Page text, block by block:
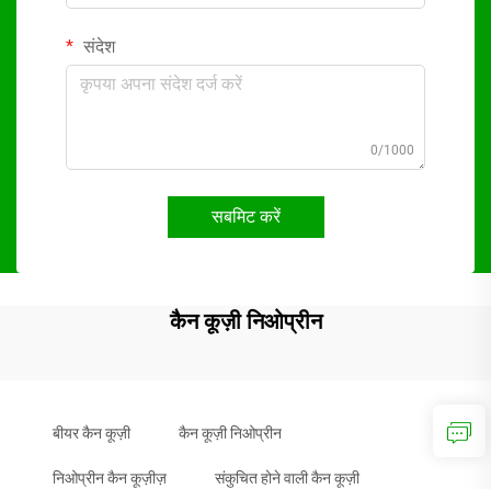
संदेश
0/1000
सबमिट करें
कैन कूज़ी निओप्रीन
बीयर कैन कूज़ी कैन कूज़ी निओप्रीन
निओप्रीन कैन कूज़ीज़ संकुचित होने वाली कैन कूज़ी